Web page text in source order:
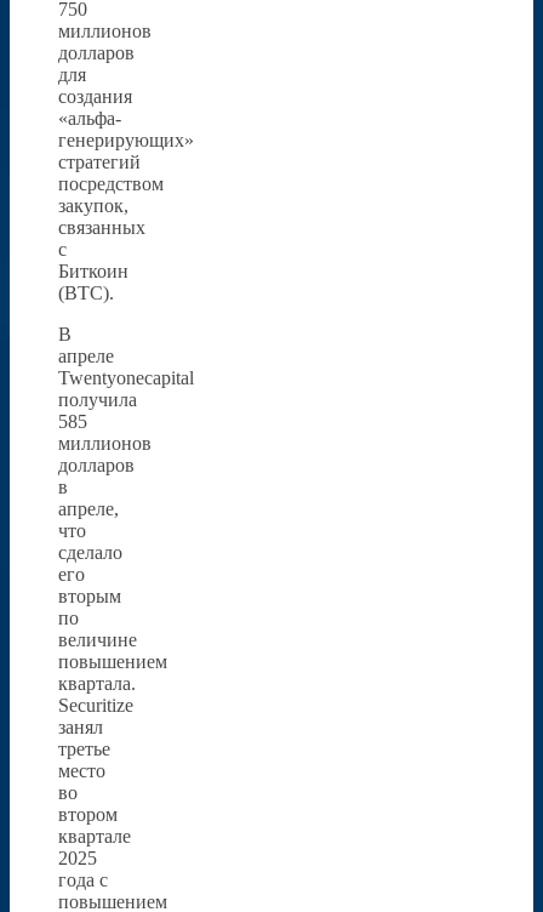
750
миллионов
долларов
для
создания
«альфа-
генерирующих»
стратегий
посредством
закупок,
связанных
с
Биткоин
(BTC).
В
апреле
Twentyonecapital
получила
585
миллионов
долларов
в
апреле,
что
сделало
его
вторым
по
величине
повышением
квартала.
Securitize
занял
третье
место
во
втором
квартале
2025
года с
повышением